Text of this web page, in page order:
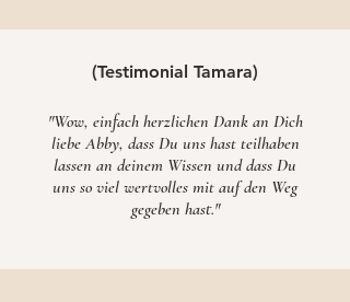
(Testimonial Tamara)
"Wow, einfach herzlichen Dank an Dich
liebe Abby, dass Du uns hast teilhaben
lassen an deinem Wissen und dass Du
uns so viel wertvolles mit auf den Weg
gegeben hast."